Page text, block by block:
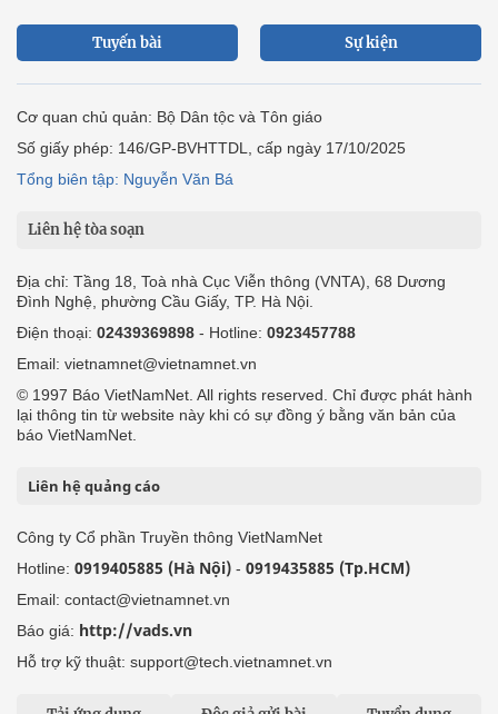
Tuyến bài Sự kiện
Cơ quan chủ quản: Bộ Dân tộc và Tôn giáo
Số giấy phép: 146/GP-BVHTTDL, cấp ngày 17/10/2025
Tổng biên tập: Nguyễn Văn Bá
Liên hệ tòa soạn
Địa chỉ: Tầng 18, Toà nhà Cục Viễn thông (VNTA), 68 Dương
Đình Nghệ, phường Cầu Giấy, TP. Hà Nội.
Điện thoại: 02439369898 - Hotline: 0923457788
Email: vietnamnet@vietnamnet.vn
© 1997 Báo VietNamNet. All rights reserved. Chỉ được phát hành
lại thông tin từ website này khi có sự đồng ý bằng văn bản của
báo VietNamNet.
Liên hệ quảng cáo
Công ty Cổ phần Truyền thông VietNamNet
Hotline: 0919405885 (Hà Nội) - 0919435885 (Tp.HCM)
Email: contact@vietnamnet.vn
Báo giá: http://vads.vn
Hỗ trợ kỹ thuật: support@tech.vietnamnet.vn